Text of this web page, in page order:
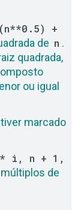
+
de n .
quadrada,
ou igual
marcado
i, n + 1,
de